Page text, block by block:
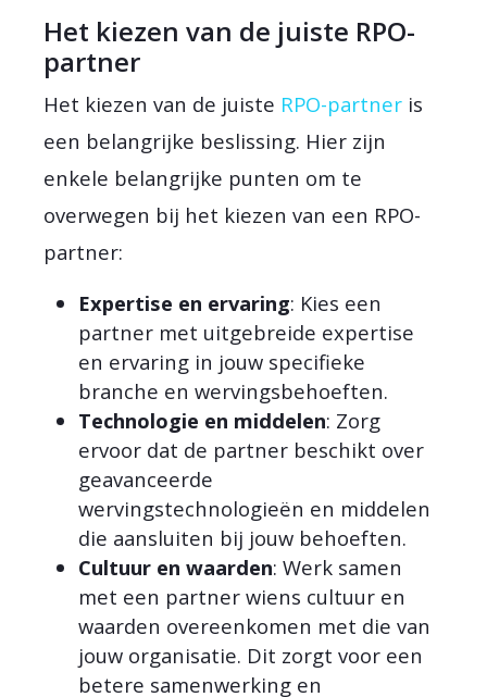
Het kiezen van de juiste RPO-
partner
Het kiezen van de juiste RPO-partner is
een belangrijke beslissing. Hier zijn
enkele belangrijke punten om te
overwegen bij het kiezen van een RPO-
partner:
Expertise en ervaring: Kies een
partner met uitgebreide expertise
en ervaring in jouw specifieke
branche en wervingsbehoeften.
Technologie en middelen: Zorg
ervoor dat de partner beschikt over
geavanceerde
wervingstechnologieën en middelen
die aansluiten bij jouw behoeften.
Cultuur en waarden: Werk samen
met een partner wiens cultuur en
waarden overeenkomen met die van
jouw organisatie. Dit zorgt voor een
betere samenwerking en